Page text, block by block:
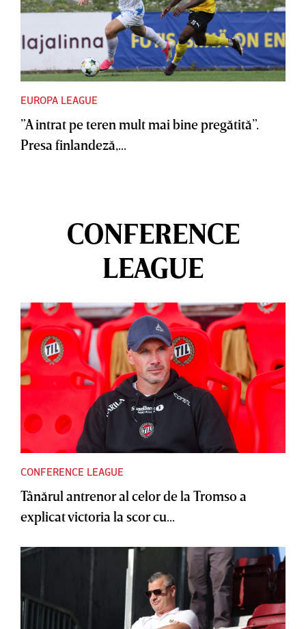
EUROPA LEAGUE
”A intrat pe teren mult mai bine pregătită”.
Presa finlandeză,...
CONFERENCE
LEAGUE
CONFERENCE LEAGUE
Tânărul antrenor al celor de la Tromso a
explicat victoria la scor cu...